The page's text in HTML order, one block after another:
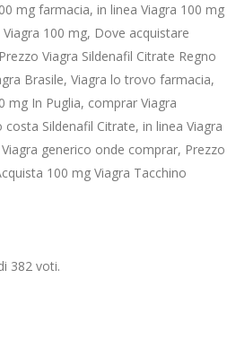
mg farmacia, in linea Viagra 100 mg
100 mg, Dove acquistare
Viagra Sildenafil Citrate Regno
Brasile, Viagra lo trovo farmacia,
mg In Puglia, comprar Viagra
Sildenafil Citrate, in linea Viagra
generico onde comprar, Prezzo
100 mg Viagra Tacchino
382 voti.